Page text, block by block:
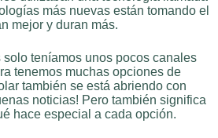
más nuevas están tomando el
mejor y duran más.
solo teníamos unos pocos canales
tenemos muchas opciones de
también se está abriendo con
noticias! Pero también significa
hace especial a cada opción.